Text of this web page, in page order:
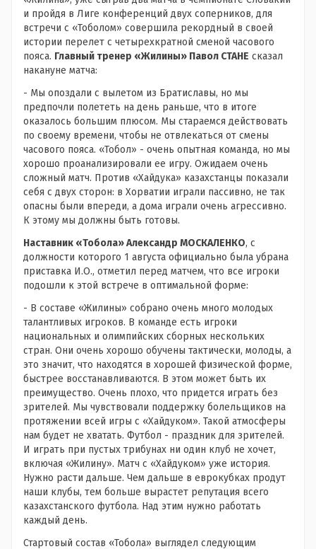
и пройдя в Лиге конференций двух соперников, для
встречи с «Тоболом» совершила рекордный в своей
истории перелет с четырехкратной сменой часового
пояса. Главный тренер «Жилины» Павол СТАНЕ сказал
накануне матча:
- Мы опоздали с вылетом из Братиславы, но мы
предпочли полететь на день раньше, что в итоге
оказалось большим плюсом. Мы стараемся действовать
по своему времени, чтобы не отвлекаться от смены
часового пояса. «Тобол» - очень опытная команда, но мы
хорошо проанализировали ее игру. Ожидаем очень
сложный матч. Против «Хайдука» казахстанцы показали
себя с двух сторон: в Хорватии играли пассивно, не так
опасны были впереди, а дома играли очень агрессивно.
К этому мы должны быть готовы.
Наставник «Тобола» Александр МОСКАЛЕНКО, с
должности которого 1 августа официально была убрана
приставка И.О., отметил перед матчем, что все игроки
подошли к этой встрече в оптимальной форме:
- В составе «Жилины» собрано очень много молодых
талантливых игроков. В команде есть игроки
национальных и олимпийских сборных нескольких
стран. Они очень хорошо обучены тактически, молоды, а
это значит, что находятся в хорошей физической форме,
быстрее восстанавливаются. В этом может быть их
преимущество. Очень плохо, что придется играть без
зрителей. Мы чувствовали поддержку болельщиков на
протяжении всей игры с «Хайдуком». Такой атмосферы
нам будет не хватать. Футбол - праздник для зрителей.
И играть при пустых трибунах ни один клуб не хочет,
включая «Жилину». Матч с «Хайдуком» уже история.
Нужно расти дальше. Чем дальше в еврокубках продут
наши клубы, тем больше вырастет репутация всего
казахстанского футбола. Над этим нужно работать
каждый день.
Стартовый состав «Тобола» выглядел следующим